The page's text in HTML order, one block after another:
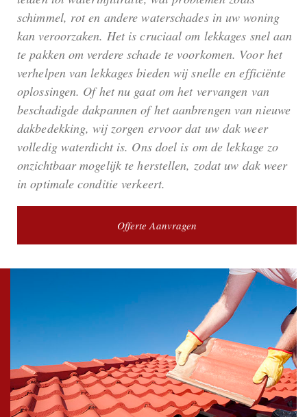
schimmel, rot en andere waterschades in uw woning
kan veroorzaken. Het is cruciaal om lekkages snel aan
te pakken om verdere schade te voorkomen. Voor het
verhelpen van lekkages bieden wij snelle en efficiënte
oplossingen. Of het nu gaat om het vervangen van
beschadigde dakpannen of het aanbrengen van nieuwe
dakbedekking, wij zorgen ervoor dat uw dak weer
volledig waterdicht is. Ons doel is om de lekkage zo
onzichtbaar mogelijk te herstellen, zodat uw dak weer
in optimale conditie verkeert.
Offerte Aanvragen